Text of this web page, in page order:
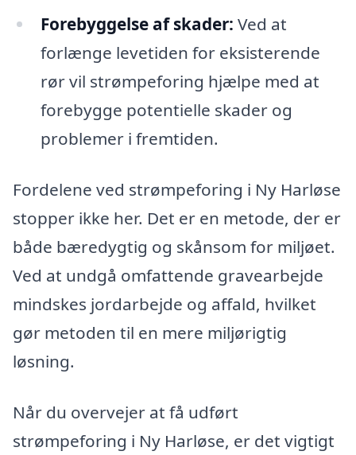
Forebyggelse af skader: Ved at
forlænge levetiden for eksisterende
rør vil strømpeforing hjælpe med at
forebygge potentielle skader og
problemer i fremtiden.
Fordelene ved strømpeforing i Ny Harløse
stopper ikke her. Det er en metode, der er
både bæredygtig og skånsom for miljøet.
Ved at undgå omfattende gravearbejde
mindskes jordarbejde og affald, hvilket
gør metoden til en mere miljørigtig
løsning.
Når du overvejer at få udført
strømpeforing i Ny Harløse, er det vigtigt